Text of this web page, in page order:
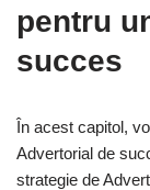
pentru
succes
În acest capitol,
Advertorial de
strategie de